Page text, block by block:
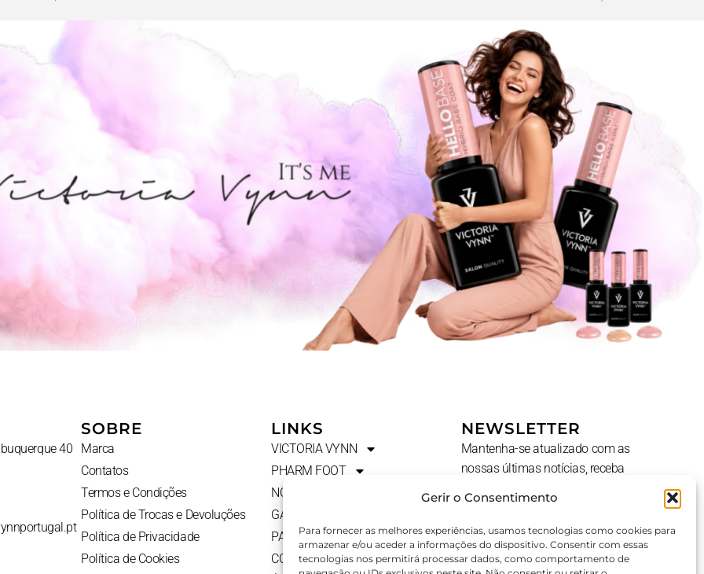
Gerir o Consentimento
Para fornecer as melhores experiências, usamos tecnologias como cookies para
armazenar e/ou aceder a informações do dispositivo. Consentir com essas
tecnologias nos permitirá processar dados, como comportamento de
40
SOBRE
Marca
Contatos
Termos e Condições
Política de Trocas e Devoluções
Política de Privacidade
Política de Cookies
LINKS
VICTORIA VYNN
PHARM FOOT
NOVIDADES
GADGETS
PACKS
CONTATOS
NEWSLETTER
Mantenha-se atualizado com as
nossas últimas notícias, receba
Nome